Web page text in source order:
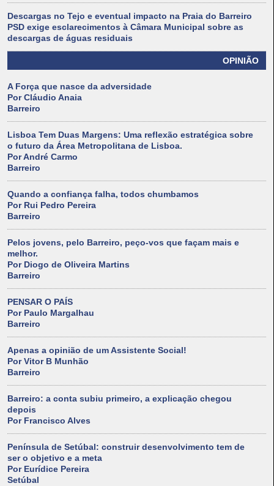
Descargas no Tejo e eventual impacto na Praia do Barreiro
PSD exige esclarecimentos à Câmara Municipal sobre as
descargas de águas residuais
OPINIÃO
A Força que nasce da adversidade
Por Cláudio Anaia
Barreiro
Lisboa Tem Duas Margens: Uma reflexão estratégica sobre
o futuro da Área Metropolitana de Lisboa.
Por André Carmo
Barreiro
Quando a confiança falha, todos chumbamos
Por Rui Pedro Pereira
Barreiro
Pelos jovens, pelo Barreiro, peço-vos que façam mais e
melhor.
Por Diogo de Oliveira Martins
Barreiro
PENSAR O PAÍS
Por Paulo Margalhau
Barreiro
Apenas a opinião de um Assistente Social!
Por Vitor B Munhão
Barreiro
Barreiro: a conta subiu primeiro, a explicação chegou
depois
Por Francisco Alves
Península de Setúbal: construir desenvolvimento tem de
ser o objetivo e a meta
Por Eurídice Pereira
Setúbal